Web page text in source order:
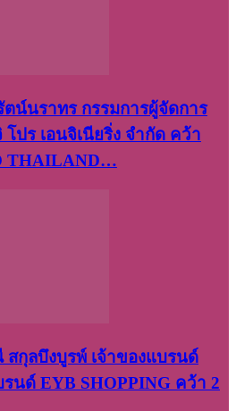
น์​นรา​ทร​ กรรมการ​ผู้จัดการ
ปร​ เอน​จิเนีย​ริ่ง​ จำกัด คว้า
THAILAND…
กุลบึงบูรพ์ เจ้าของแบรนด์
รนด์ EYB SHOPPING คว้า 2